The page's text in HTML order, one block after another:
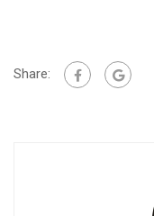
Share: